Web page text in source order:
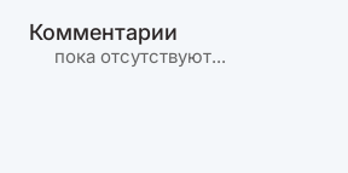
Комментарии
пока отсутствуют...